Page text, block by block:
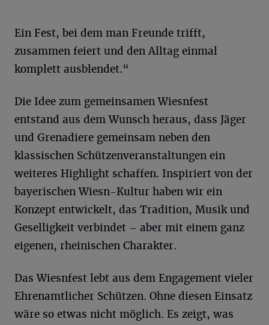
Ein Fest, bei dem man Freunde trifft,
zusammen feiert und den Alltag einmal
komplett ausblendet.“
Die Idee zum gemeinsamen Wiesnfest
entstand aus dem Wunsch heraus, dass Jäger
und Grenadiere gemeinsam neben den
klassischen Schützenveranstaltungen ein
weiteres Highlight schaffen. Inspiriert von der
bayerischen Wiesn-Kultur haben wir ein
Konzept entwickelt, das Tradition, Musik und
Geselligkeit verbindet – aber mit einem ganz
eigenen, rheinischen Charakter.
Das Wiesnfest lebt aus dem Engagement vieler
Ehrenamtlicher Schützen. Ohne diesen Einsatz
wäre so etwas nicht möglich. Es zeigt, was